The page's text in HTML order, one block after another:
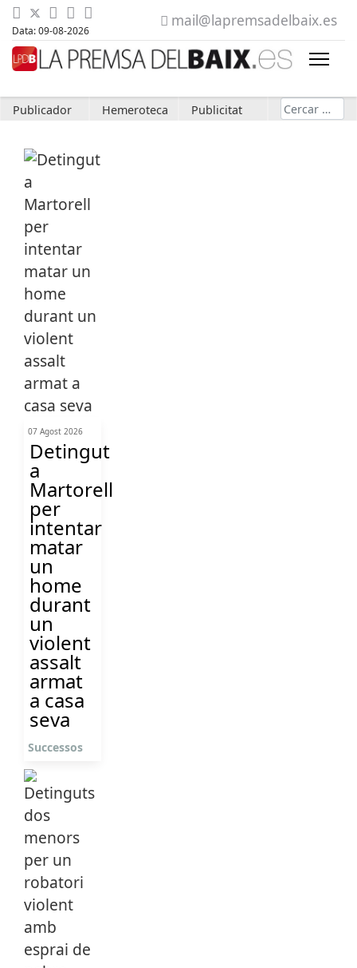
Data: 09-08-2026
mail@lapremsadelbaix.es
Publicador Hemeroteca Publicitat Cerca
07 Agost 2026
Detingut
a
Martorell
per
intentar
matar
un
home
durant
un
violent
assalt
armat
a casa
seva
Successos